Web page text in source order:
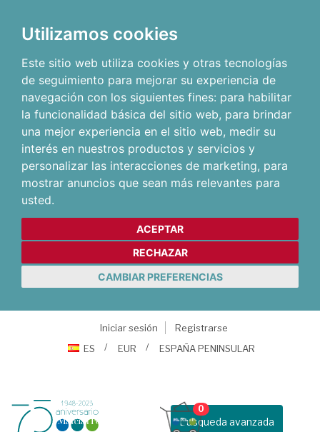
Utilizamos cookies
Este sitio web utiliza cookies y otras tecnologías
de seguimiento para mejorar su experiencia de
navegación con los siguientes fines: para habilitar
la funcionalidad básica del sitio web, para brindar
una mejor experiencia en el sitio web, medir su
interés en nuestros productos y servicios y
personalizar las interacciones de marketing, para
mostrar anuncios que sean más relevantes para
usted.
ACEPTAR
RECHAZAR
CAMBIAR PREFERENCIAS
Iniciar sesión
Registrarse
ES
EUR ESPAÑA PENINSULAR
Busqueda avanzada
0